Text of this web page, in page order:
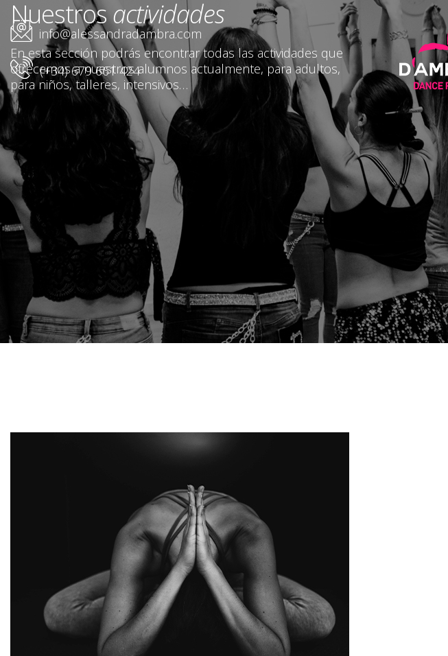
info@alessandradambra.com
(+34) 679 661 424
Nuestrosactividades
En esta sección podrás encontrar todas las actividades que
ofrecemos a nuestros alumnos actualmente, para adultos,
para niños, talleres, intensivos…